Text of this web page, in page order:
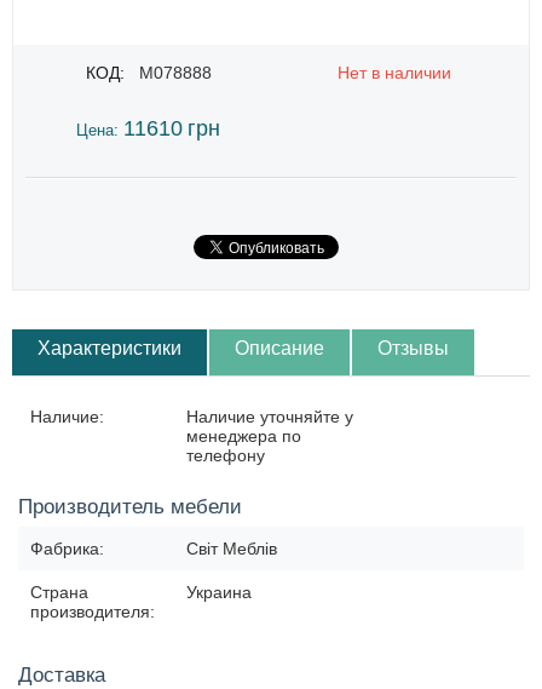
КОД: M078888 Нет в наличии
Цена: 11610 грн
Характеристики Описание Отзывы
Наличие:
Наличие уточняйте у
менеджера по
телефону
Производитель мебели
Фабрика: Світ Меблів
Страна
производителя:
Украина
Доставка